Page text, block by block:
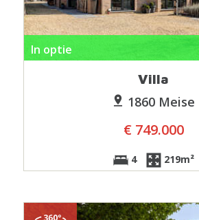
In optie
Villa
1860 Meise
€ 749.000
4 219m²